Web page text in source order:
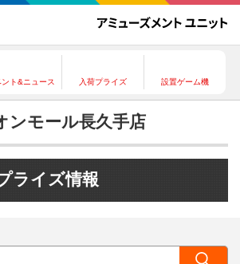
ント&ニュース 入荷プライズ 設置ゲーム機
ンモール長久手店
ライズ情報